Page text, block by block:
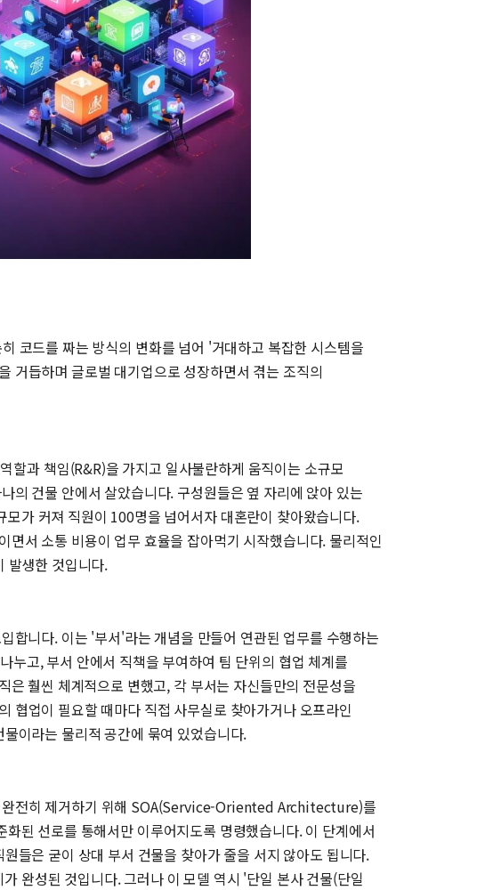
코드를 짜는 방식의 변화를 넘어 '거대하고 복잡한 시스템을
거듭하며 글로벌 대기업으로 성장하면서 겪는 조직의
과 책임(R&R)을 가지고 일사불란하게 움직이는 소규모
의 건물 안에서 살았습니다. 구성원들은 옆 자리에 앉아 있는
가 커져 직원이 100명을 넘어서자 대혼란이 찾아왔습니다.
서 소통 비용이 업무 효율을 잡아먹기 시작했습니다. 물리적인
발생한 것입니다.
니다. 이는 '부서'라는 개념을 만들어 연관된 업무를 수행하는
누고, 부서 안에서 직책을 부여하여 팀 단위의 협업 체계를
훨씬 체계적으로 변했고, 각 부서는 자신들만의 전문성을
협업이 필요할 때마다 직접 사무실로 찾아가거나 오프라인
이라는 물리적 공간에 묶여 있었습니다.
완전히 제거하기 위해 SOA(Service-Oriented Architecture)를
된 선로를 통해서만 이루어지도록 명령했습니다. 이 단계에서
들은 굳이 상대 부서 건물을 찾아가 줄을 서지 않아도 됩니다.
완성된 것입니다. 그러나 이 모델 역시 '단일 본사 건물(단일